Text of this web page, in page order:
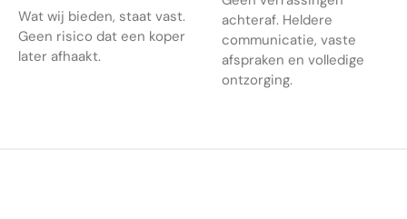
Wat wij bieden, staat vast.
Geen risico dat een koper
later afhaakt.
achteraf. Heldere
communicatie, vaste
afspraken en volledige
ontzorging.